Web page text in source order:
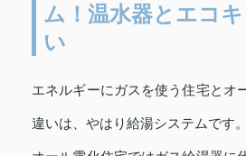
ム！温水器とエコ
い
エネルギーにガスを使う住宅とオ
違いは、やはり給湯システムです。